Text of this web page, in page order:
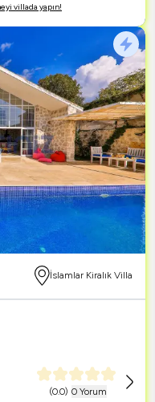
villada yapın!
İslamlar Kiralık Villa
(0.0) 0 Yorum